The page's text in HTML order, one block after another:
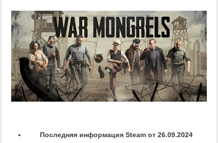
Последняя информация Steam от 26.09.2024